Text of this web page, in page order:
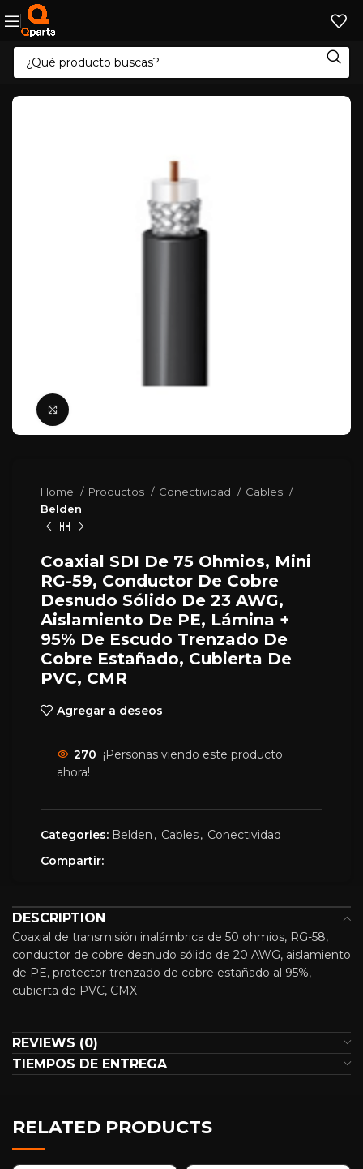
Home Productos Conectividad
Cables
Belden
Coaxial SDI De 75 Ohmios, Mini
RG-59, Conductor De Cobre
Desnudo Sólido De 23 AWG,
Aislamiento De PE, Lámina +
95% De Escudo Trenzado De
Cobre Estañado, Cubierta De
PVC, CMR
Agregar a deseos
270 ¡Personas viendo este producto
ahora!
Categories: Belden , Cables, Conectividad
Compartir:
DESCRIPTION
Coaxial de transmisión inalámbrica de 50 ohmios, RG-58,
conductor de cobre desnudo sólido de 20 AWG, aislamiento
de PE, protector trenzado de cobre estañado al 95%,
cubierta de PVC, CMX
REVIEWS (0)
TIEMPOS DE ENTREGA
RELATED PRODUCTS